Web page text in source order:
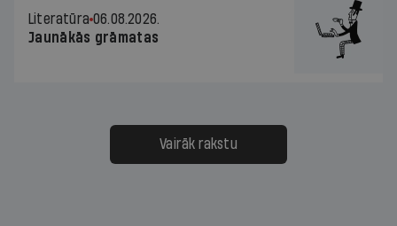
Literatūra 06.08.2026.
Jaunākās grāmatas
Vairāk rakstu